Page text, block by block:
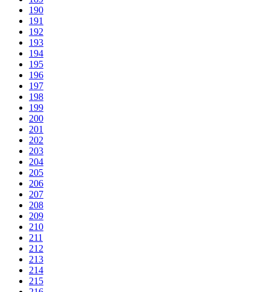
190
191
192
193
194
195
196
197
198
199
200
201
202
203
204
205
206
207
208
209
210
211
212
213
214
215